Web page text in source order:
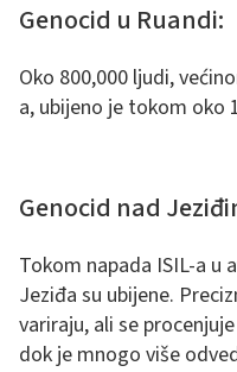
Genocid u Ruandi:
Oko 800,000 ljudi,
a, ubijeno je tokom oko
Genocid nad
Tokom napada ISIL-a u
Jeziđa su ubijene.
variraju, ali se
dok je mnogo više